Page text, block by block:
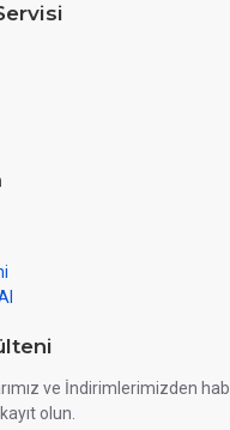
ve İndirimlerimizden
olun.